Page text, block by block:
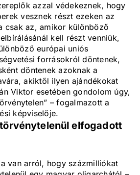
azzal védekeznek, hogy
vesznek részt ezeken az
csak az, amikor különböző
kell részt venniük,
európai uniós
forrásokról döntenek,
döntenek azoknak a
akiktől ilyen ajándékokat
Viktor esetében gondolom úgy,
– fogalmazott a
képviselője.
elfogadott
van arról, hogy százmilliókat